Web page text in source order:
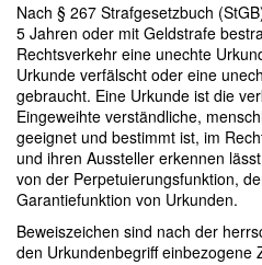
Nach § 267 Strafgesetzbuch
5 Jahren oder mit Geldstrafe
Rechtsverkehr eine unechte
Urkunde verfälscht oder eine
gebraucht. Eine Urkunde ist die
Eingeweihte verständliche,
geeignet und bestimmt ist, im
und ihren Aussteller erkennen
von der Perpetuierungsfunktion,
Garantiefunktion von Urkunden.
Beweiszeichen sind nach der
den Urkundenbegriff einbezogene